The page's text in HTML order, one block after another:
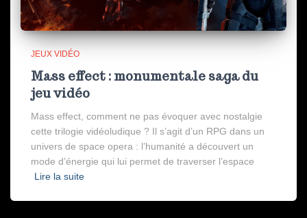
JEUX VIDÉO
Mass effect : monumentale saga du
jeu vidéo
Mass effect, comment ne pas évoquer avec nostalgie
cette trilogie vidéoludique ? Il s’agit d’un RPG dans un
univers de space opera : l’humanité a découvert un
mode d’énergie qui lui permet de traverser l’espace
Lire la suite